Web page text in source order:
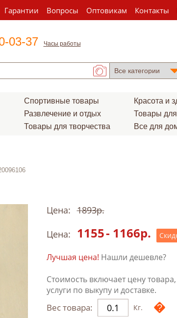
Гарантии Вопросы Оптовикам Контакты
03-37 Часы работы
Спортивные товары
Развлечение и отдых
Товары для творчества
Красота и
Товары
Все для
Цена: 1893р.
Цена: 1155- 1166р.
Лучшая цена! Нашли дешевле?
Стоимость включает цену
услуги по выкупу и доставке.
Вес товара: Кг.